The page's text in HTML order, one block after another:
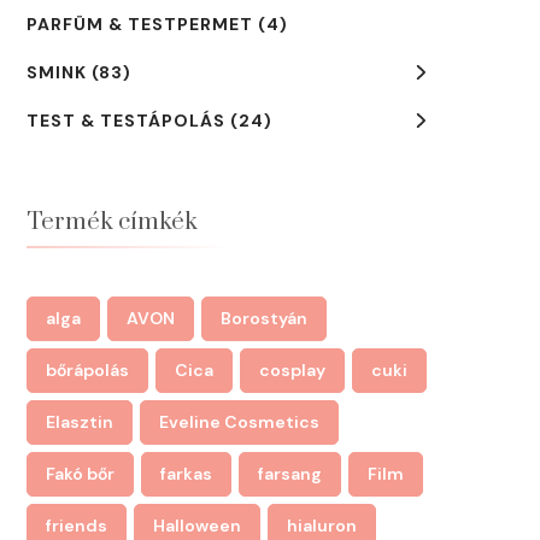
PARFÜM & TESTPERMET (4)
SMINK (83)
TEST & TESTÁPOLÁS (24)
Termék címkék
alga AVON Borostyán
bőrápolás Cica cosplay cuki
Elasztin Eveline Cosmetics
Fakó bőr farkas farsang Film
friends Halloween hialuron